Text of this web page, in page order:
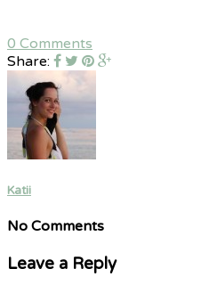
0 Comments
Share:
Katii
No Comments
Leave a Reply